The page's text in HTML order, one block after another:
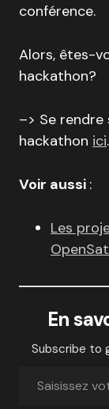
conférence.
Alors, êtes-
hackathon?
–> Se
hackathon ici.
Voir aussi :
Les
En
Subscribe to